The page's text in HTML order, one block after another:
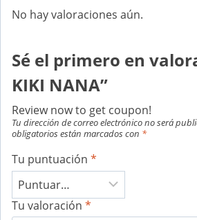
No hay valoraciones aún.
Sé el primero en
KIKI NANA”
Review now to get coupon!
Tu dirección de correo electrónico no será
obligatorios están marcados con *
Tu puntuación *
Tu valoración *